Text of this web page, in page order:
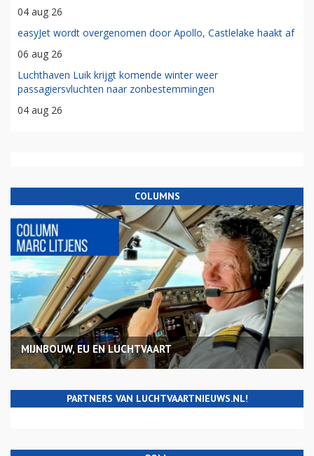
04 aug 26
easyJet wordt overgenomen door Apollo, Castlelake haakt af
06 aug 26
Luchthaven Luik krijgt komende winter weer
passagiersvluchten naar zonbestemmingen
04 aug 26
COLUMNS
MIJNBOUW, EU EN LUCHTVAART
PARTNERS VAN LUCHTVAARTNIEUWS.NL!